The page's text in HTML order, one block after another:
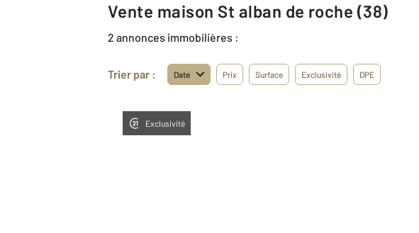
Vente maison St alban de roche (38)
2 annonces immobilières :
Trier par : Date Prix Surface Exclusivité DPE
Exclusivité